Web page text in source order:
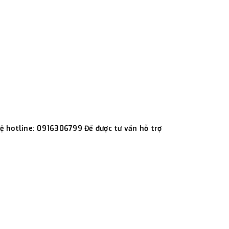
hotline: 0916306799 Để được tư vấn hỗ trợ